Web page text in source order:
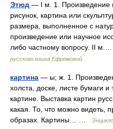
Этюд — I м. 1. Произведение
рисунок, картина или
размера, выполненное с
произведение или научное
либо частному вопросу. II
русского языка Ефремовой
картина — ы; ж. 1.
холста, доске, листе бумаги и
картине. Выставка картин
какая. То, что можно видеть,
образах. Картины… …